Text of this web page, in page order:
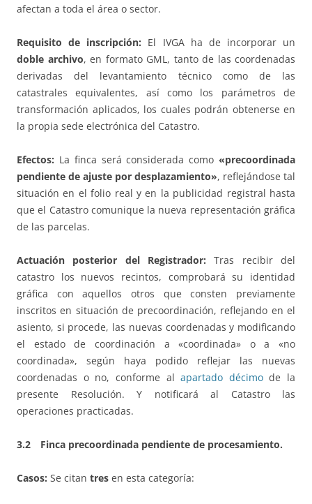
afectan a toda el área o sector.
Requisito de inscripción: El IVGA ha de incorporar un
doble archivo, en formato GML, tanto de las coordenadas
derivadas del levantamiento técnico como de las
catastrales equivalentes, así como los parámetros de
transformación aplicados, los cuales podrán obtenerse en
la propia sede electrónica del Catastro.
Efectos: La finca será considerada como «precoordinada
pendiente de ajuste por desplazamiento», reflejándose tal
situación en el folio real y en la publicidad registral hasta
que el Catastro comunique la nueva representación gráfica
de las parcelas.
Actuación posterior del Registrador: Tras recibir del
catastro los nuevos recintos, comprobará su identidad
gráfica con aquellos otros que consten previamente
inscritos en situación de precoordinación, reflejando en el
asiento, si procede, las nuevas coordenadas y modificando
el estado de coordinación a «coordinada» o a «no
coordinada», según haya podido reflejar las nuevas
coordenadas o no, conforme alapartado décimode la
presente Resolución. Y notificará al Catastro las
operaciones practicadas.
3.2 Finca precoordinada pendiente de procesamiento.
Casos: Se citan tres en esta categoría: